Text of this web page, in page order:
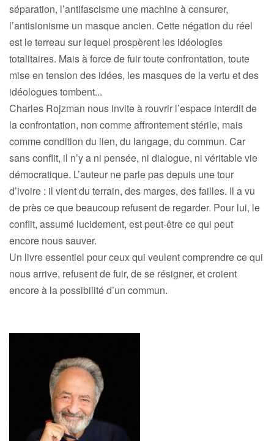
séparation, l’antifascisme une machine à censurer,
l’antisionisme un masque ancien. Cette négation du réel
est le terreau sur lequel prospèrent les idéologies
totalitaires. Mais à force de fuir toute confrontation, toute
mise en tension des idées, les masques de la vertu et des
idéologues tombent...
Charles Rojzman nous invite à rouvrir l’espace interdit de
la confrontation, non comme affrontement stérile, mais
comme condition du lien, du langage, du commun. Car
sans conflit, il n’y a ni pensée, ni dialogue, ni véritable vie
démocratique. L’auteur ne parle pas depuis une tour
d’ivoire : il vient du terrain, des marges, des failles. Il a vu
de près ce que beaucoup refusent de regarder. Pour lui, le
conflit, assumé lucidement, est peut-être ce qui peut
encore nous sauver.
Un livre essentiel pour ceux qui veulent comprendre ce qui
nous arrive, refusent de fuir, de se résigner, et croient
encore à la possibilité d’un commun.